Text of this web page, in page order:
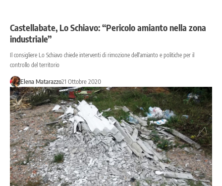
Castellabate, Lo Schiavo: “Pericolo amianto nella zona
industriale”
Il consigliere Lo Schiavo chiede interventi di rimozione dell'amianto e politiche per il
controllo del territorio
Elena Matarazzo21 Ottobre 2020